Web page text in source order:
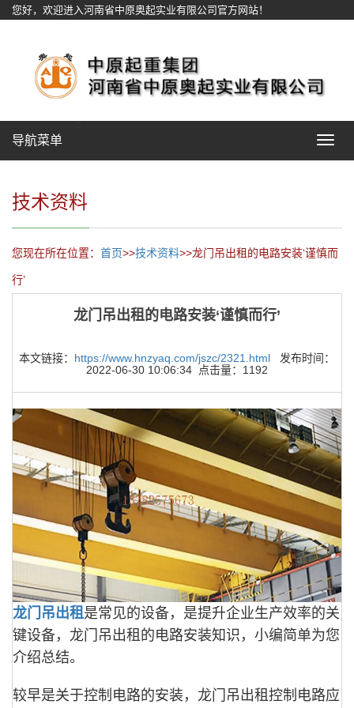
您好，欢迎进入河南省中原奥起实业有限公司官方网站！
Toggle
导航菜单
技术资料
您现在所在位置： 首页>>技术资料>>龙门吊出租的电路安装‘谨慎而
行’
龙门吊出租的电路安装‘谨慎而行’
本文链接： https://www.hnzyaq.com/jszc/2321.html 发布时间：
2022-06-30 10:06:34 点击量：1192
龙门吊出租 是常见的设备，是提升企业生产效率的关
键设备，龙门吊出租的电路安装知识，小编简单为您
介绍总结。
较早是关于控制电路的安装，龙门吊出租控制电路应